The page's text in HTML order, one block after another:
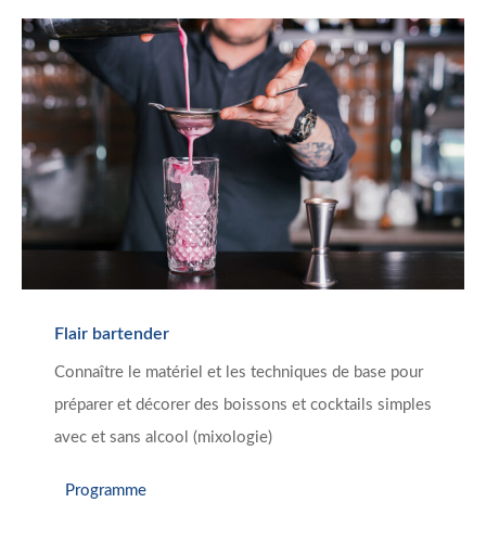
Flair bartender
Connaître le matériel et les techniques de base pour
préparer et décorer des boissons et cocktails simples
avec et sans alcool (mixologie)
Programme